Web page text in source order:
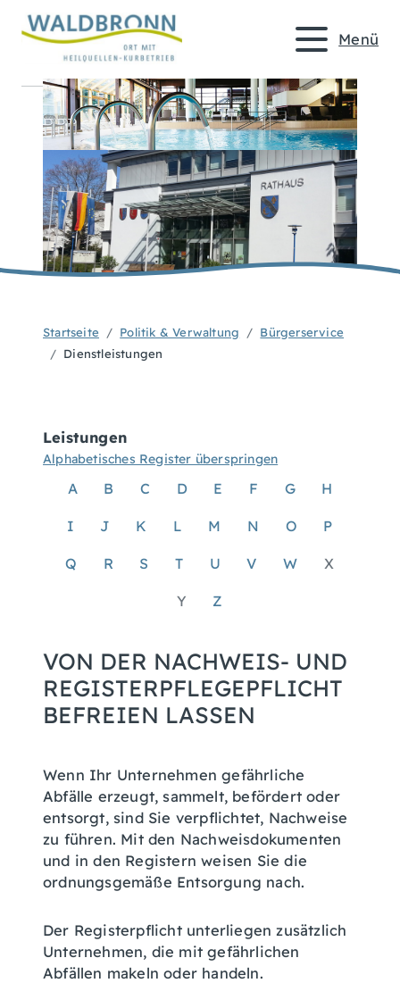
Menü
Startseite Politik & Verwaltung
Bürgerservice
Dienstleistungen
Leistungen
Alphabetisches Register überspringen
A B C D E F G H
I J K L M N O P
Q R S T U V W X
Y Z
VON DER NACHWEIS- UND
REGISTERPFLEGEPFLICHT
BEFREIEN LASSEN
Wenn Ihr Unternehmen gefährliche
Abfälle erzeugt, sammelt, befördert oder
entsorgt, sind Sie verpflichtet, Nachweise
zu führen. Mit den Nachweisdokumenten
und in den Registern weisen Sie die
ordnungsgemäße Entsorgung nach.
Der Registerpflicht unterliegen zusätzlich
Unternehmen, die mit gefährlichen
Abfällen makeln oder handeln.